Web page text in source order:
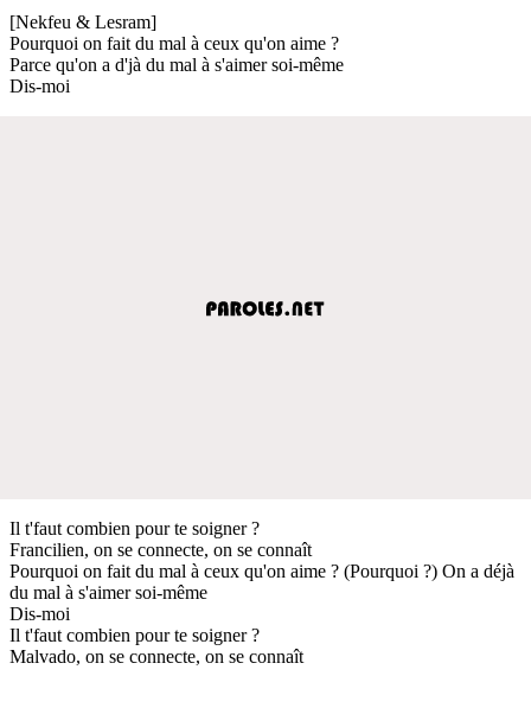
[Nekfeu & Lesram]
Pourquoi on fait du mal à ceux qu'on aime ?
Parce qu'on a d'jà du mal à s'aimer soi-même
Dis-moi
Il t'faut combien pour te soigner ?
Francilien, on se connecte, on se connaît
Pourquoi on fait du mal à ceux qu'on aime ? (Pourquoi ?) On a déjà
du mal à s'aimer soi-même
Dis-moi
Il t'faut combien pour te soigner ?
Malvado, on se connecte, on se connaît